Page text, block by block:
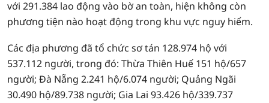
với 291.384 lao động vào bờ an toàn, hiện không còn
phương tiện nào hoạt động trong khu vực nguy hiểm.
Các địa phương đã tổ chức sơ tán 128.974 hộ với
537.112 người, trong đó: Thừa Thiên Huế 151 hộ/657
người; Đà Nẵng 2.241 hộ/6.074 người; Quảng Ngãi
30.490 hộ/89.738 người; Gia Lai 93.426 hộ/339.737